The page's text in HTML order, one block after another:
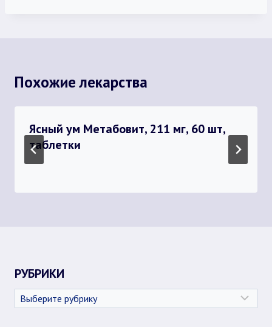
Похожие лекарства
Ясный ум Метабовит, 211 мг, 60 шт,
таблетки
РУБРИКИ
Рубрики